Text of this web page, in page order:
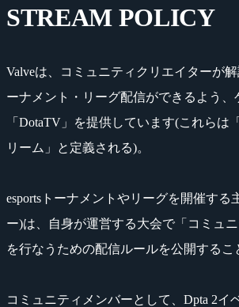
STREAM POLICY
Valveは、コミュニティクリエイターが
ーナメント・リーグ配信ができるよう
「DotaTV」を提供しています(これらは
リーム」と定義される)。
esportsトーナメントやリーグを開催する
ー)は、自身が運営する大会で「コミュニ
を行なうための配信ルールを公開するこ
コミュニティメンバーとして、Dpta 2イ